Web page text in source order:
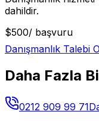
dahildir.
$500/ başvuru
Danışmanlık Talebi
Daha Fazla
0212 909 99 71